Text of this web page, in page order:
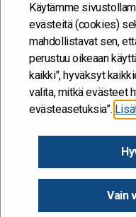
Käytämme
evästeitä (cookies)
mahdollistavat sen,
perustuu oikeaan
kaikki", hyväksyt
valita, mitkä evästeet
evästeasetuksia”.
Vain
keuhko- ja
torjunta
Hanke alkaa / päättyy